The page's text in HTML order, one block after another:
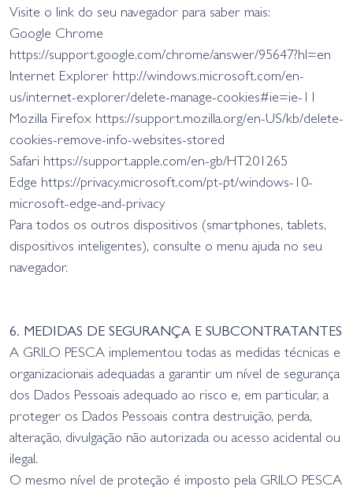
Visite o link do seu navegador para saber mais:
Google Chrome
https://support.google.com/chrome/answer/95647?hl=en
Internet Explorer http://windows.microsoft.com/en-
us/internet-explorer/delete-manage-cookies#ie=ie-11
Mozilla Firefox https://support.mozilla.org/en-US/kb/delete-
cookies-remove-info-websites-stored
Safari https://support.apple.com/en-gb/HT201265
Edge https://privacy.microsoft.com/pt-pt/windows-10-
microsoft-edge-and-privacy
Para todos os outros dispositivos (smartphones, tablets,
dispositivos inteligentes), consulte o menu ajuda no seu
navegador.
6. MEDIDAS DE SEGURANÇA E SUBCONTRATANTES
A GRILO PESCA implementou todas as medidas técnicas e
organizacionais adequadas a garantir um nível de segurança
dos Dados Pessoais adequado ao risco e, em particular, a
proteger os Dados Pessoais contra destruição, perda,
alteração, divulgação não autorizada ou acesso acidental ou
ilegal.
O mesmo nível de proteção é imposto pela GRILO PESCA